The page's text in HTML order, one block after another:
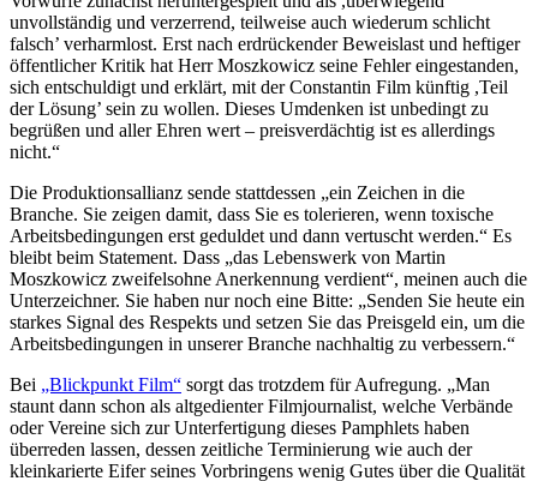
unvollständig und verzerrend, teilweise auch wiederum schlicht
falsch’ verharmlost. Erst nach erdrückender Beweislast und heftiger
öffentlicher Kritik hat Herr Moszkowicz seine Fehler eingestanden,
sich entschuldigt und erklärt, mit der Constantin Film künftig ,Teil
der Lösung’ sein zu wollen. Dieses Umdenken ist unbedingt zu
begrüßen und aller Ehren wert – preisverdächtig ist es allerdings
nicht.“
Die Produktionsallianz sende stattdessen „ein Zeichen in die
Branche. Sie zeigen damit, dass Sie es tolerieren, wenn toxische
Arbeitsbedingungen erst geduldet und dann vertuscht werden.“ Es
bleibt beim Statement. Dass „das Lebenswerk von Martin
Moszkowicz zweifelsohne Anerkennung verdient“, meinen auch die
Unterzeichner. Sie haben nur noch eine Bitte: „Senden Sie heute ein
starkes Signal des Respekts und setzen Sie das Preisgeld ein, um die
Arbeitsbedingungen in unserer Branche nachhaltig zu verbessern.“
Bei „Blickpunkt Film“ sorgt das trotzdem für Aufregung. „Man
staunt dann schon als altgedienter Filmjournalist, welche Verbände
oder Vereine sich zur Unterfertigung dieses Pamphlets haben
überreden lassen, dessen zeitliche Terminierung wie auch der
kleinkarierte Eifer seines Vorbringens wenig Gutes über die Qualität